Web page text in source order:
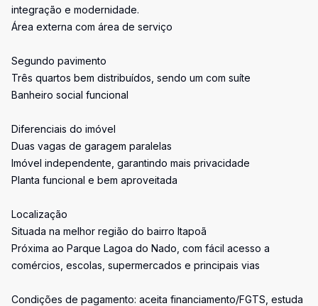
integração e modernidade.
Área externa com área de serviço
Segundo pavimento
Três quartos bem distribuídos, sendo um com suíte
Banheiro social funcional
Diferenciais do imóvel
Duas vagas de garagem paralelas
Imóvel independente, garantindo mais privacidade
Planta funcional e bem aproveitada
Localização
Situada na melhor região do bairro Itapoã
Próxima ao Parque Lagoa do Nado, com fácil acesso a
comércios, escolas, supermercados e principais vias
Condições de pagamento: aceita financiamento/FGTS, estuda